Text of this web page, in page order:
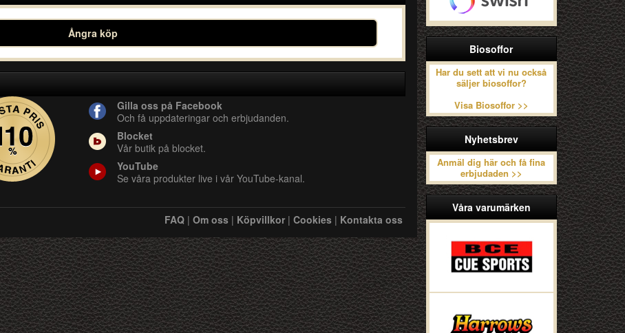
Biosoffor
Har du sett att vi nu också
säljer biosoffor?
Visa Biosoffor >>
Nyhetsbrev
Anmäl dig här och få fina
erbjudaden >>
Våra varumärken
Ångra köp
Gilla oss på Facebook
Och få uppdateringar och erbjudanden.
Blocket
Vår butik på blocket.
YouTube
Se våra produkter live i vår YouTube-kanal.
FAQ| Om oss| Köpvillkor| Cookies| Kontakta oss